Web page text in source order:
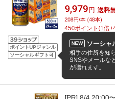
ポイントUPジャンル
ソーシャルギフト可
め 500ml 缶 ア
ス【送料無料】
9,979 円 送料
208円/本 (48本)
450ポイント (1倍+
48本 500ml
4.5 (4
注文確認の翌日以降
NEW ソーシャ
相手の住所を知
SNSやメールな
が贈れます。